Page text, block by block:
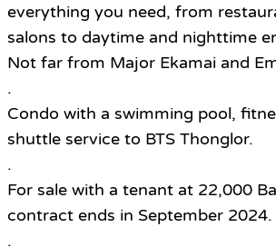
everything you need, from
salons to daytime and nighttime
Not far from Major Ekamai and
.
Condo with a swimming pool,
shuttle service to BTS Thonglor.
.
For sale with a tenant at 22,000
contract ends in September 2024.
.